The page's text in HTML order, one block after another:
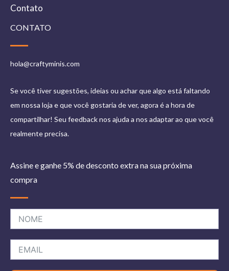
Contato
CONTATO
hola@craftyminis.com
Se você tiver sugestões, ideias ou achar que algo está faltando
em nossa loja e que você gostaria de ver, agora é a hora de
compartilhar! Seu feedback nos ajuda a nos adaptar ao que você
realmente precisa.
Assine e ganhe 5% de desconto extra na sua próxima
compra